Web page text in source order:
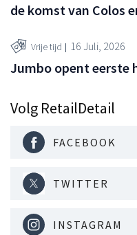
de komst van Colos
Vrije tijd 16 Juli, 2026
Jumbo opent eerste
Volg RetailDetail
FACEBOOK
TWITTER
INSTAGRAM